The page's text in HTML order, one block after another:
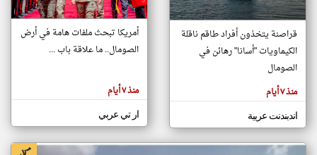
تغيير الدولة
اخبار الصومال على مدار الساعة
أهم اخبار الصومال العاجلة والمباشرة
المقالات
هنا عن
وجهة
كاتبيها.
قراصنة يتخذون أفراد طاقم ناقلة
الكيماويات "أسانا" رهائن في
الصومال
منذ ٧ أيام
اندبندنت عربية
أمريكا تبحث ملفات هامة في أرض
الصومال.. ما علاقة باب ...
منذ ٧ أيام
ار تي عربي
klyoum.com